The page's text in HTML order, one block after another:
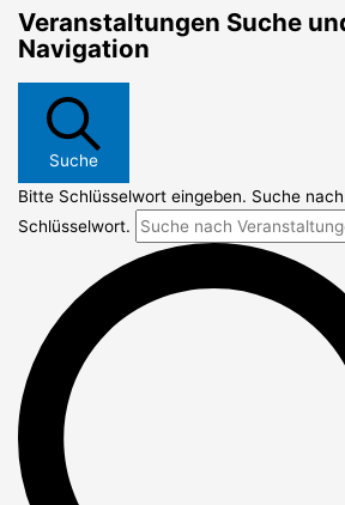
Veranstaltungen Suche
Navigation
Suche
Bitte Schlüsselwort eingeben. Suche
Schlüsselwort.